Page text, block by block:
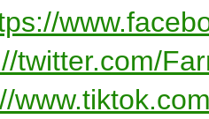
twitter.com/